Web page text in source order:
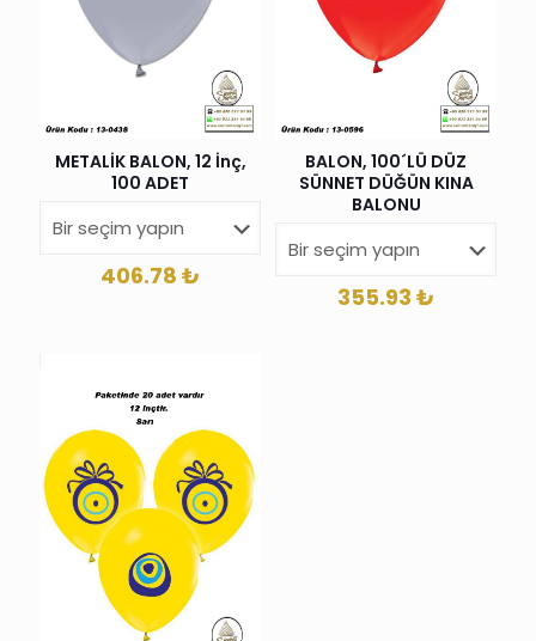
METALİK BALON, 12 İnç,
100 ADET
406.78 ₺
BALON, 100´LÜ DÜZ
SÜNNET DÜĞÜN KINA
BALONU
355.93 ₺